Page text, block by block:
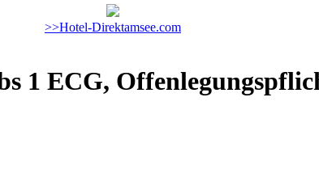
>>Hotel-Direktamsee.com
1 ECG,